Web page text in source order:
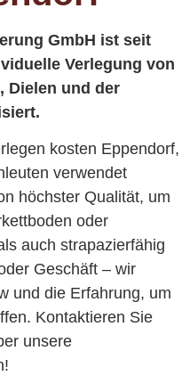
GmbH ist seit
Verlegung von
Dielen und der
kosten Eppendorf,
verwendet
höchster Qualität, um
oder
auch strapazierfähig
Geschäft – wir
und die Erfahrung, um
Kontaktieren Sie
unsere